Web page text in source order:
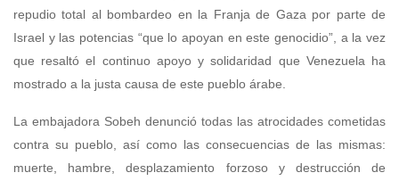
repudio total al bombardeo en la Franja de Gaza por parte de
Israel y las potencias “que lo apoyan en este genocidio”, a la vez
que resaltó el continuo apoyo y solidaridad que Venezuela ha
mostrado a la justa causa de este pueblo árabe.
La embajadora Sobeh denunció todas las atrocidades cometidas
contra su pueblo, así como las consecuencias de las mismas:
muerte, hambre, desplazamiento forzoso y destrucción de